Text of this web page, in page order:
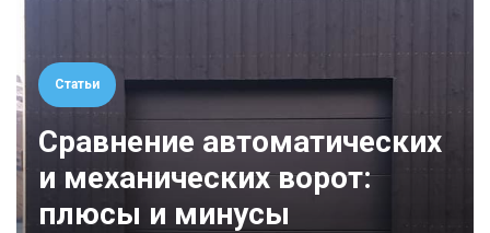
Статьи
Сравнение автоматических
и механических ворот:
плюсы и минусы